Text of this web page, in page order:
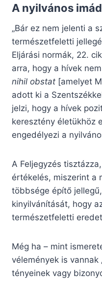
A nyilvános
„Bár ez nem jelenti a
természetfeletti
Eljárási normák, 22.
arra, hogy a hívek
nihil obstat [amelyet
adott ki a
jelzi, hogy a hívek
keresztény életükhöz
engedélyezi a
A Feljegyzés
értékelés, miszerint a
többsége építő
kinyilvánítását, hogy
természetfeletti
Még ha – mint
vélemények is vannak
tényeinek vagy